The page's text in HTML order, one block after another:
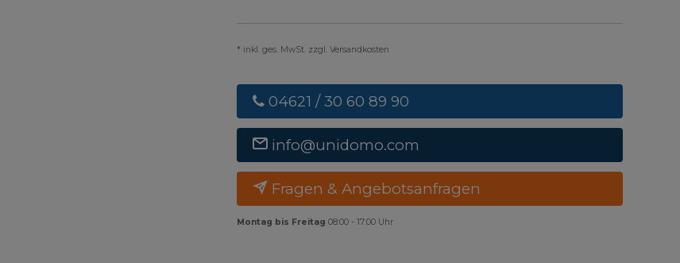
* inkl. ges. MwSt. zzgl. Versandkosten
04621 / 30 60 89 90
info@unidomo.com
Fragen & Angebotsanfragen
Montag bis Freitag 08:00 - 17:00 Uhr